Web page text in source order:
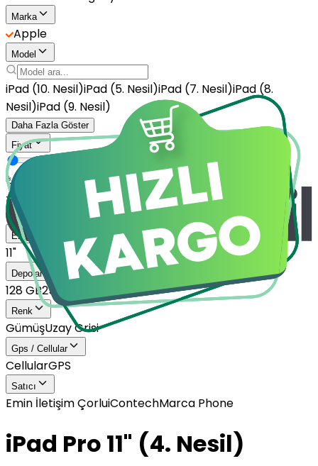
Marka
Apple
Model
iPad (10. Nesil)iPad (5. Nesil)iPad (7. Nesil)iPad (8.
Nesil)iPad (9. Nesil)
Daha Fazla Göster
Fiyat
₺
—
₺
Ekran Boyutu
11"
Depolama
128 GB256 GB
Renk
GümüşUzay Grisi
Gps / Cellular
CellularGPS
Satıcı
Emin İletişim ÇorluiContechMarca Phone
iPad Pro 11" (4. Nesil)